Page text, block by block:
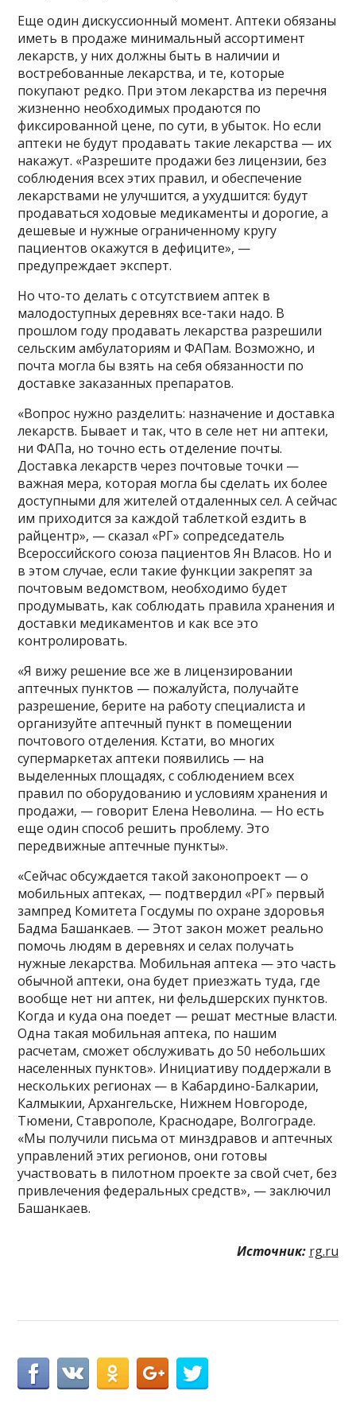
Еще один дискуссионный момент. Аптеки обязаны
иметь в продаже минимальный ассортимент
лекарств, у них должны быть в наличии и
востребованные лекарства, и те, которые
покупают редко. При этом лекарства из перечня
жизненно необходимых продаются по
фиксированной цене, по сути, в убыток. Но если
аптеки не будут продавать такие лекарства — их
накажут. «Разрешите продажи без лицензии, без
соблюдения всех этих правил, и обеспечение
лекарствами не улучшится, а ухудшится: будут
продаваться ходовые медикаменты и дорогие, а
дешевые и нужные ограниченному кругу
пациентов окажутся в дефиците», —
предупреждает эксперт.
Но что-то делать с отсутствием аптек в
малодоступных деревнях все-таки надо. В
прошлом году продавать лекарства разрешили
сельским амбулаториям и ФАПам. Возможно, и
почта могла бы взять на себя обязанности по
доставке заказанных препаратов.
«Вопрос нужно разделить: назначение и доставка
лекарств. Бывает и так, что в селе нет ни аптеки,
ни ФАПа, но точно есть отделение почты.
Доставка лекарств через почтовые точки —
важная мера, которая могла бы сделать их более
доступными для жителей отдаленных сел. А сейчас
им приходится за каждой таблеткой ездить в
райцентр», — сказал «РГ» сопредседатель
Всероссийского союза пациентов Ян Власов. Но и
в этом случае, если такие функции закрепят за
почтовым ведомством, необходимо будет
продумывать, как соблюдать правила хранения и
доставки медикаментов и как все это
контролировать.
«Я вижу решение все же в лицензировании
аптечных пунктов — пожалуйста, получайте
разрешение, берите на работу специалиста и
организуйте аптечный пункт в помещении
почтового отделения. Кстати, во многих
супермаркетах аптеки появились — на
выделенных площадях, с соблюдением всех
правил по оборудованию и условиям хранения и
продажи, — говорит Елена Неволина. — Но есть
еще один способ решить проблему. Это
передвижные аптечные пункты».
«Сейчас обсуждается такой законопроект — о
мобильных аптеках, — подтвердил «РГ» первый
зампред Комитета Госдумы по охране здоровья
Бадма Башанкаев. — Этот закон может реально
помочь людям в деревнях и селах получать
нужные лекарства. Мобильная аптека — это часть
обычной аптеки, она будет приезжать туда, где
вообще нет ни аптек, ни фельдшерских пунктов.
Когда и куда она поедет — решат местные власти.
Одна такая мобильная аптека, по нашим
расчетам, сможет обслуживать до 50 небольших
населенных пунктов». Инициативу поддержали в
нескольких регионах — в Кабардино-Балкарии,
Калмыкии, Архангельске, Нижнем Новгороде,
Тюмени, Ставрополе, Краснодаре, Волгограде.
«Мы получили письма от минздравов и аптечных
управлений этих регионов, они готовы
участвовать в пилотном проекте за свой счет, без
привлечения федеральных средств», — заключил
Башанкаев.
Источник: rg.ru